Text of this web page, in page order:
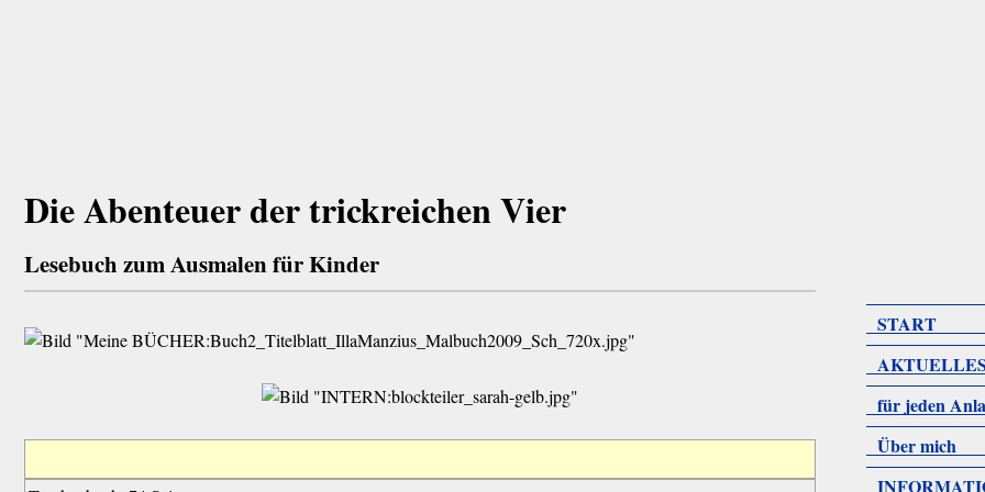
START
AKTUELLES
für jeden
Über mich
Die Abenteuer der trickreichen Vier
Lesebuch zum Ausmalen für Kinder